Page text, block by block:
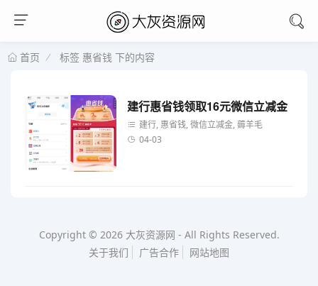
首页 标签 惠省钱 下的内容
建行惠省钱领取16元微信立减金
建行, 惠省钱, 微信立减金, 薅羊毛
04-03
Copyright © 2026 大灰资源网 - All Rights Reserved.
关于我们
广告合作 网站地图